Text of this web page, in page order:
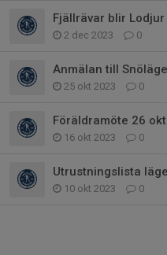
Fjällrävar blir Lodjur
2 dec 2023 0
Anmälan till
25 okt 2023 0
Föräldramöte 26
16 okt 2023 0
Utrustningslista
10 okt 2023 0